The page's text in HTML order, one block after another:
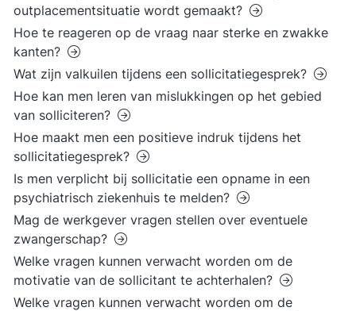
outplacementsituatie wordt gemaakt?
Hoe te reageren op de vraag naar sterke en zwakke
kanten?
Wat zijn valkuilen tijdens een sollicitatiegesprek?
Hoe kan men leren van mislukkingen op het gebied
van solliciteren?
Hoe maakt men een positieve indruk tijdens het
sollicitatiegesprek?
Is men verplicht bij sollicitatie een opname in een
psychiatrisch ziekenhuis te melden?
Mag de werkgever vragen stellen over eventuele
zwangerschap?
Welke vragen kunnen verwacht worden om de
motivatie van de sollicitant te achterhalen?
Welke vragen kunnen verwacht worden om de